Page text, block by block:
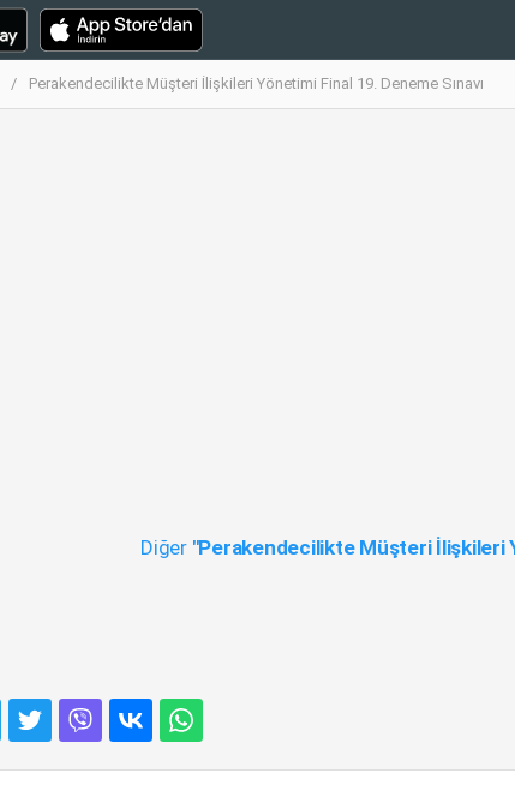
Perakendecilikte Müşteri İlişkileri Yönetimi Final 19. Deneme Sınavı
Diğer "Perakendecilikte Müşteri İlişkileri